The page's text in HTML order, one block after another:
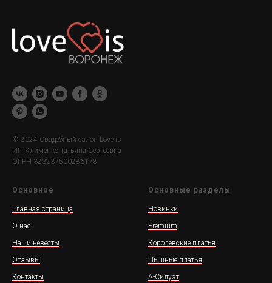
© 2024 Свадебный салон Love is
ИП Клименко Татьяна Сергеевна
ОГРН 323237500286178
Основное
Главная страница
О нас
Наши невесты
Отзывы
Контакты
Основные разделы
Новинки
Premium
Королевские платья
Пышные платья
А-Силуэт